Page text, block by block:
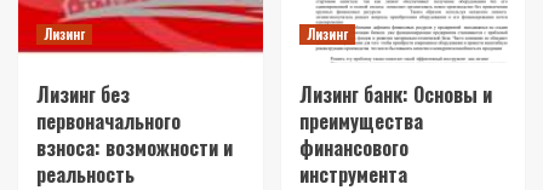
Лизинг
Лизинг без
первоначального
взноса: возможности и
реальность
Лизинг
Лизинг банк: Основы и
преимущества
финансового
инструмента